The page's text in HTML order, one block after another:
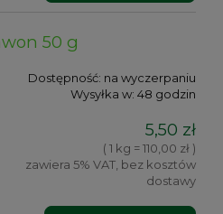
50 g
Dostępność: na wyczerpaniu
Wysyłka w: 48 godzin
5,50 zł
( 1 kg = 110,00 zł )
zawiera 5% VAT, bez kosztów
dostawy